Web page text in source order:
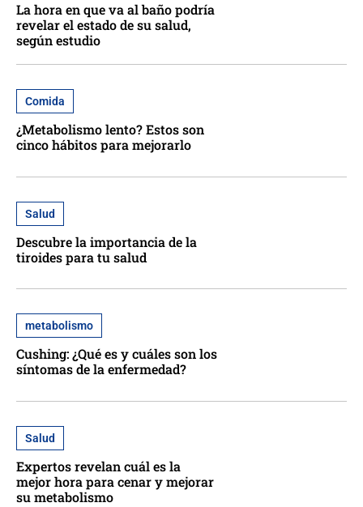
La hora en que va al baño podría
revelar el estado de su salud,
según estudio
Comida
¿Metabolismo lento? Estos son
cinco hábitos para mejorarlo
Salud
Descubre la importancia de la
tiroides para tu salud
metabolismo
Cushing: ¿Qué es y cuáles son los
síntomas de la enfermedad?
Salud
Expertos revelan cuál es la
mejor hora para cenar y mejorar
su metabolismo